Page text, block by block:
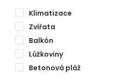
Klimatizace
Zvířata
Balkón
Lůžkoviny
Betonová pláž